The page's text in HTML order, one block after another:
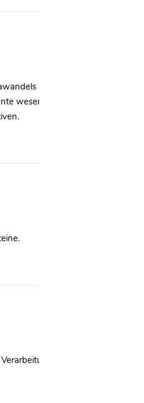
auf dem Vorritt. Wenn
wesentlich mehr Nährstoffe als
von Rohmilch, indem